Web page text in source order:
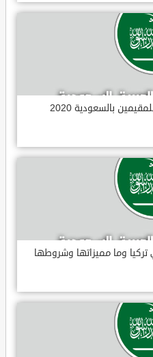
بالسعودية 2020
تركيا وما مميزاتها وشروطها